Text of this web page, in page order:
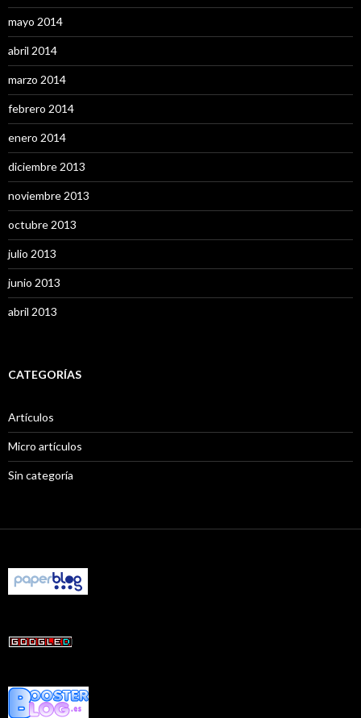
mayo 2014
abril 2014
marzo 2014
febrero 2014
enero 2014
diciembre 2013
noviembre 2013
octubre 2013
julio 2013
junio 2013
abril 2013
CATEGORÍAS
Artículos
Micro artículos
Sin categoría